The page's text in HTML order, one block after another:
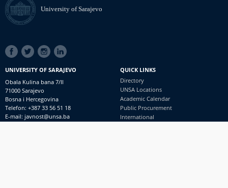
University of Sarajevo
SOCIAL
LINKS
UNIVERSITY OF SARAJEVO
Obala Kulina bana 7/II
71000 Sarajevo
Bosna i Hercegovina
Telefon: +387 33 56 51 18
E-mail: javnost@unsa.ba
QUICK LINKS
Directory
UNSA Locations
Academic Calendar
Public Procurement
International